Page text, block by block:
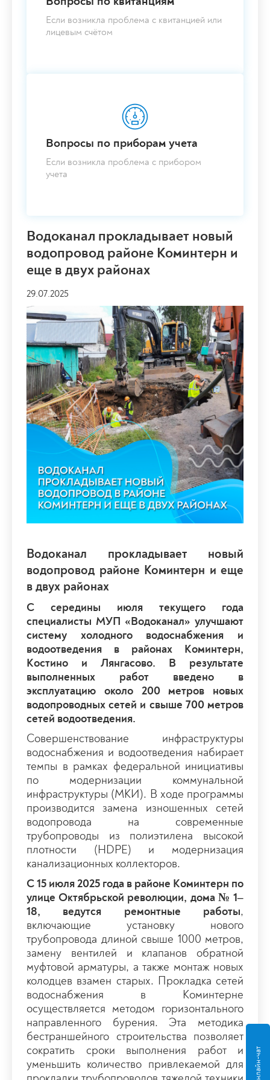
Онлайн-чат
Если возникла проблема с квитанцией или
лицевым счётом
Вопросы по приборам учета
Если возникла проблема с прибором
учета
Водоканал прокладывает новый
водопровод районе Коминтерн и
еще в двух районах
29.07.2025
Водоканал прокладывает новый
водопровод районе Коминтерн и еще
в двух районах
С середины июля текущего года
специалисты МУП «Водоканал» улучшают
систему холодного водоснабжения и
водоотведения в районах Коминтерн,
Костино и Лянгасово. В результате
выполненных работ введено в
эксплуатацию около 200 метров новых
водопроводных сетей и свыше 700 метров
сетей водоотведения.
Совершенствование инфраструктуры
водоснабжения и водоотведения набирает
темпы в рамках федеральной инициативы
по модернизации коммунальной
инфраструктуры (МКИ). В ходе программы
производится замена изношенных сетей
водопровода на современные
трубопроводы из полиэтилена высокой
плотности (HDPE) и модернизация
канализационных коллекторов.
С 15 июля 2025 года в районе Коминтерн по
улице Октябрьской революции, дома № 1–
18, ведутся ремонтные работы,
включающие установку нового
трубопровода длиной свыше 1000 метров,
замену вентилей и клапанов обратной
муфтовой арматуры, а также монтаж новых
колодцев взамен старых. Прокладка сетей
водоснабжения в Коминтерне
осуществляется методом горизонтального
направленного бурения. Эта методика
бестраншейного строительства позволяет
сократить сроки выполнения работ и
уменьшить количество привлекаемой для